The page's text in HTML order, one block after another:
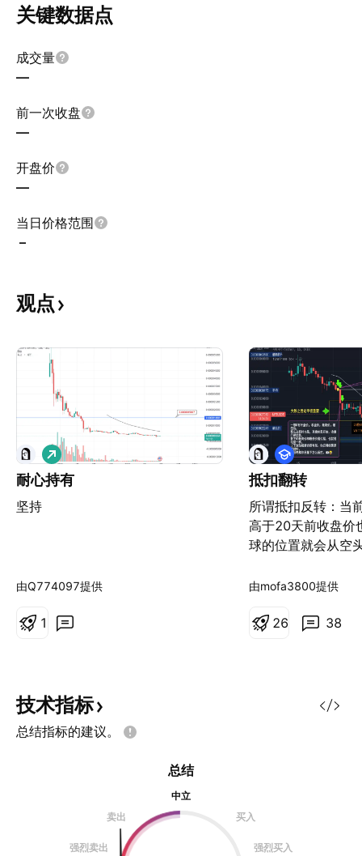
关键数据点
成交量
—
前一次收盘
—
开盘价
—
当日价格范围
–
观点
耐心持有
坚持
做
多
由Q774097提供
1
抵扣翻转
所谓抵扣反转：当
高于20天前收盘价
球的位置就会从空
大针之后起码走平
选择底仓位了。）
0.0000031815 大
币价站上ma20意
教
学
由mofa3800提供
38
26
技术指标
总结指标的建议。
总结
中立
卖出
买入
强烈卖出 强烈买入